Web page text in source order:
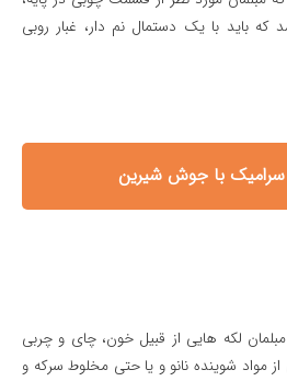
که باید با یک دستمال نم دار، غبار روبی
سراميک با جوش شيرين
لکه هایی از قبیل خون، چای و چربی
از مواد شوینده نانو و یا حتی مخلوط سرکه و